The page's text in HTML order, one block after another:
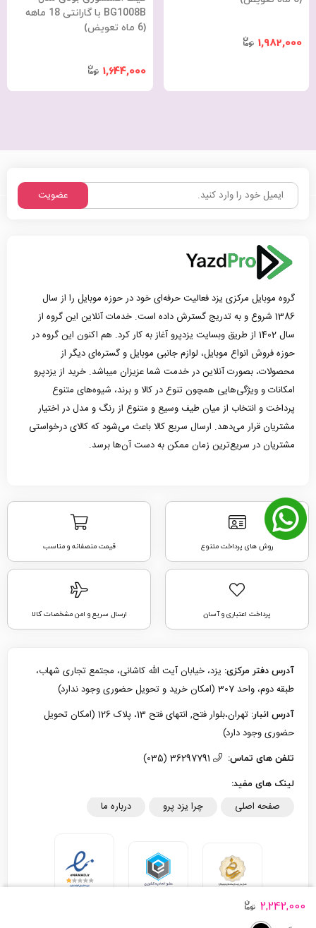
2,242,000
1,982,000
BG1008B با گارانتی 18 ماهه
(6 ماه تعویض)
1,644,000
عضویت
گروه موبایل مرکزی یزد فعالیت حرفه‌ای خود در حوزه موبایل را از سال
1386 شروع و به تدریج گسترش داده است. خدمات آنلاین این گروه از
سال 1402 از طریق وبسایت یزدپرو آغاز به کار کرد. هم اکنون این گروه در
حوزه فروش انواع موبایل، لوازم جانبی موبایل و گستره‌ای دیگر از
محصولات، بصورت آنلاین در خدمت شما عزیزان میباشد. خرید از یزدپرو
امکانات و ویژگی‌هایی همچون تنوع در کالا و برند، شیوه‌های متنوع
پرداخت و انتخاب از میان طیف وسیع و متنوع از رنگ و مدل در اختیار
مشتریان قرار می‌دهد. ارسال سریع کالا باعث می‌شود که کالای درخواستی
مشتریان در سریع‌ترین زمان ممکن به دست آن‌ها برسد.
روش های پرداخت متنوع قیمت منصفانه و مناسب
پرداخت اعتباری و آسان ارسال سریع و امن مشخصات کالا
آدرس دفتر مرکزی: یزد، خیابان آیت الله کاشانی، مجتمع تجاری شهاب،
طبقه دوم، واحد 307 (امکان خرید و تحویل حضوری وجود ندارد)
آدرس انبار:
تهران،بلوار فتح, انتهای فتح 13، پلاک 126 (امکان تحویل
حضوری وجود دارد)
تلفن های تماس:
لینک های مفید:
صفحه اصلی چرا یزد پرو درباره ما